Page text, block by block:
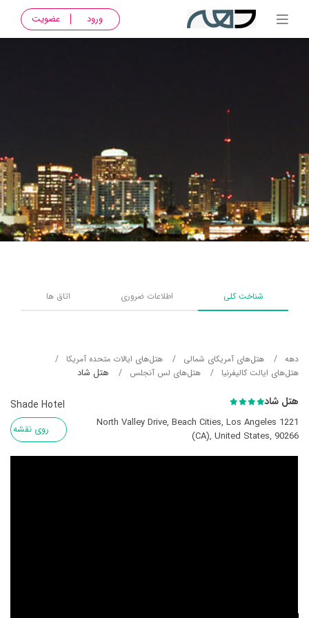
ورود عضویت
شناخت کلی اطلاعات ضروری اتاق ها
دهه هتل‌های آمریکای شمالی
هتل‌های ایالات متحده آمریکا
هتل‌های ایالت کالیفرنیا
هتل‌های لس آنجلس هتل شاد
هتل شاد Shade Hotel
1221 North Valley Drive, Beach Cities, Los Angeles
(CA), United States, 90266
روی نقشه